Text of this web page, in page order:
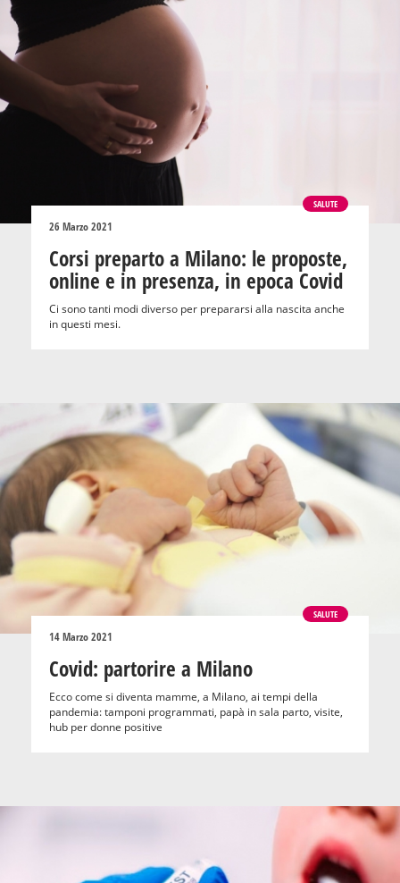
SALUTE
26 Marzo 2021
Corsi preparto a Milano: le proposte,
online e in presenza, in epoca Covid
Ci sono tanti modi diverso per prepararsi alla nascita anche
in questi mesi.
SALUTE
14 Marzo 2021
Covid: partorire a Milano
Ecco come si diventa mamme, a Milano, ai tempi della
pandemia: tamponi programmati, papà in sala parto, visite,
hub per donne positive